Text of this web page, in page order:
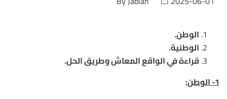
الوطن.
الوطنية.
قراءة في الواقع المعاش وطريق الحل.
1- الوطن: